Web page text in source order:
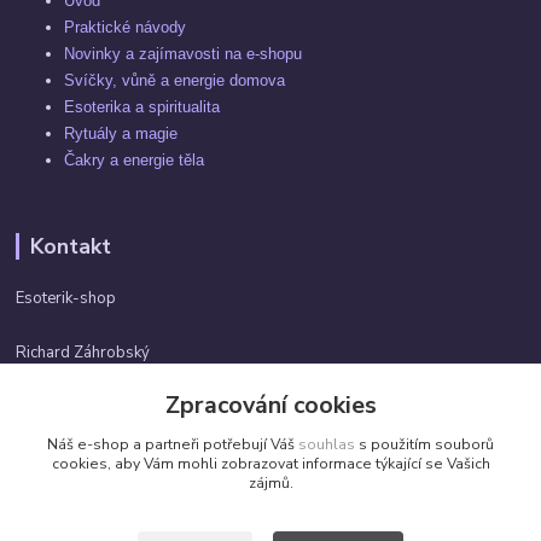
Praktické návody
Novinky a zajímavosti na e-shopu
Svíčky, vůně a energie domova
Esoterika a spiritualita
Rytuály a magie
Čakry a energie těla
Kontakt
Esoterik-shop
Richard Záhrobský
info@esoterik-shop.cz
Zpracování cookies
Náš e-shop a partneři potřebují Váš souhlas s použitím souborů
cookies, aby Vám mohli zobrazovat informace týkající se Vašich
zájmů.